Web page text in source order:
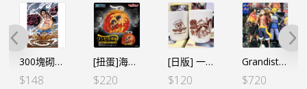
300塊砌圖四檔「彈跳人」！！！
$148
[扭蛋]海賊王 惡魔果實系列 豪華扭蛋 Vol.2 (2個SET) *行版
$220
[日版] 一番くじ -情感回憶- F賞 三兄弟 馬克杯
$120
Grandista 三兄弟 （路飛＋艾斯＋薩波 3盒SET)
$720